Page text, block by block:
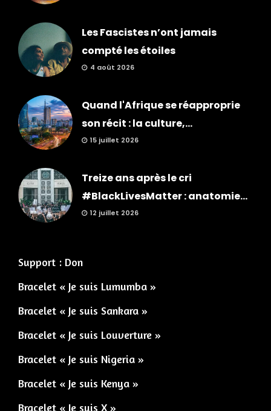
Les Fascistes n’ont jamais
compté les étoiles
4 août 2026
Quand l'Afrique se réapproprie
son récit : la culture,...
15 juillet 2026
Treize ans après le cri
#BlackLivesMatter : anatomie...
12 juillet 2026
Support : Don
Bracelet « Je suis Lumumba »
Bracelet « Je suis Sankara »
Bracelet « Je suis Louverture »
Bracelet « Je suis Nigeria »
Bracelet « Je suis Kenya »
Bracelet « Je suis X »